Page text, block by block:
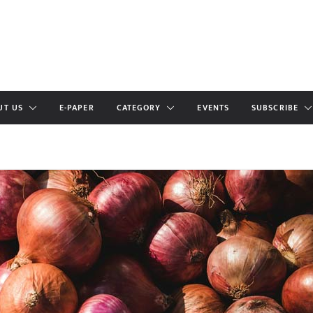
US E-PAPER CATEGORY EVENTS SUBSCRIBE